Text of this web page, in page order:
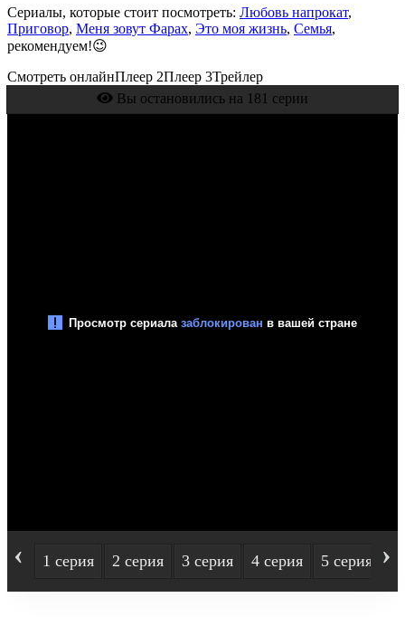
Сериалы, которые стоит посмотреть: Любовь напрокат,
Приговор, Меня зовут Фарах, Это моя жизнь, Семья,
рекомендуем!😉
Смотреть онлайнПлеер 2Плеер 3Трейлер
Вы остановились на 181 серии
‹ 1 серия 2 серия 3 серия 4 серия 5 серия ›